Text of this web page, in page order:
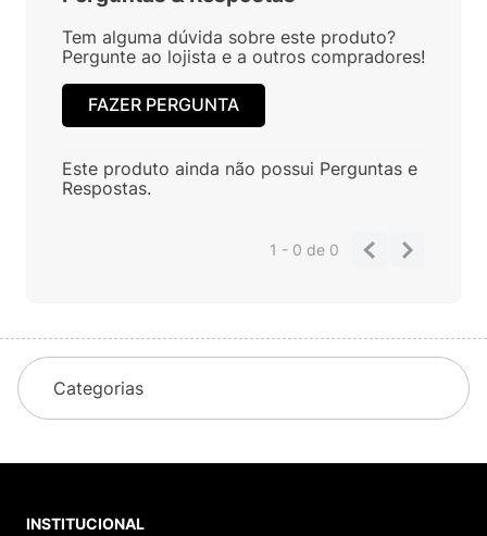
Tem alguma dúvida sobre este produto?
Pergunte ao lojista e a outros compradores!
FAZER PERGUNTA
Este produto ainda não possui Perguntas e
Respostas.
1 - 0de 0
Categorias
INSTITUCIONAL